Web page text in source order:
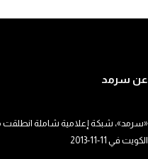
عن سرمد
«سرمد»، شبكة إعلامية شاملة انطلقت
الكويت في 11-11-2013